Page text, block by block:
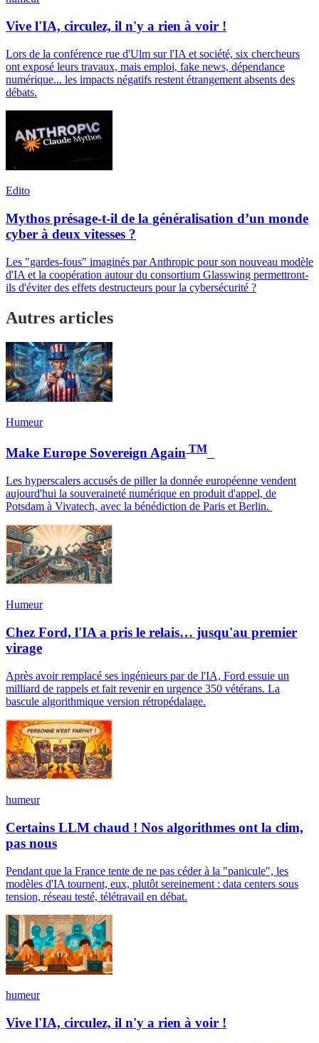
Vive l'IA, circulez, il n'y a rien à voir !
Lors de la conférence rue d'Ulm sur l'IA et société, six chercheurs
ont exposé leurs travaux, mais emploi, fake news, dépendance
numérique... les impacts négatifs restent étrangement absents des
débats.
Edito
Mythos présage-t-il de la généralisation d’un monde
cyber à deux vitesses ?
Les "gardes-fous" imaginés par Anthropic pour son nouveau modèle
d'IA et la coopération autour du consortium Glasswing permettront-
ils d'éviter des effets destructeurs pour la cybersécurité ?
Autres articles
Humeur
Make Europe Sovereign Again TM
Les hyperscalers accusés de piller la donnée européenne vendent
aujourd'hui la souveraineté numérique en produit d'appel, de
Potsdam à Vivatech, avec la bénédiction de Paris et Berlin.
Humeur
Chez Ford, l'IA a pris le relais… jusqu'au premier
virage
Après avoir remplacé ses ingénieurs par de l'IA, Ford essuie un
milliard de rappels et fait revenir en urgence 350 vétérans. La
bascule algorithmique version rétropédalage.
humeur
Certains LLM chaud ! Nos algorithmes ont la clim,
pas nous
Pendant que la France tente de ne pas céder à la "panicule", les
modèles d'IA tournent, eux, plutôt sereinement : data centers sous
tension, réseau testé, télétravail en débat.
humeur
Vive l'IA, circulez, il n'y a rien à voir !